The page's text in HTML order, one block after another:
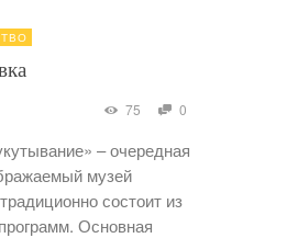
75 0
– очередная
музей
состоит из
Основная